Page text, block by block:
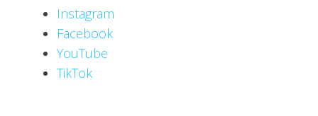
Instagram
Facebook
YouTube
TikTok